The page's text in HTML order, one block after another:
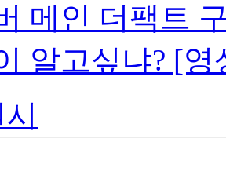
메인 더팩트
알고싶냐? [